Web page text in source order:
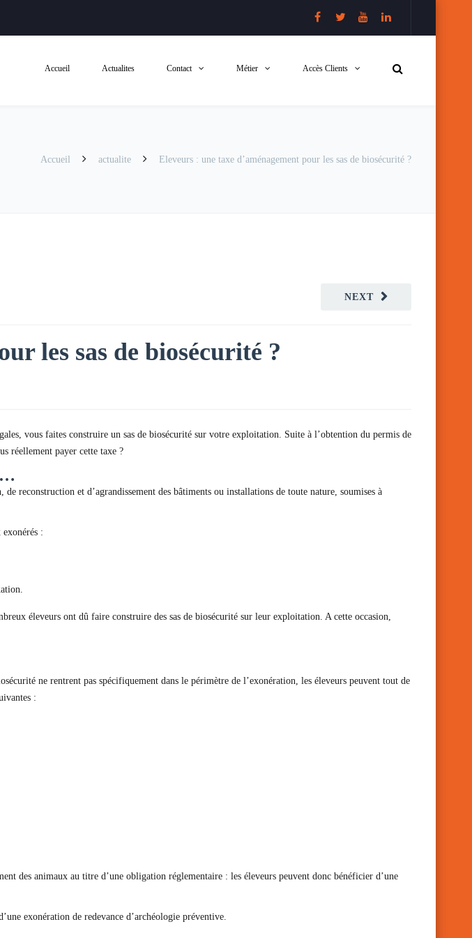
Accueil Actualites Contact Métier Accès Clients
Accueil actualite Eleveurs : une taxe d’aménagement pour les sas de biosécurité ?
NEXT
les sas de biosécurité ?
vous faites construire un sas de biosécurité sur votre exploitation. Suite à l’obtention du permis de
réellement payer cette taxe ?
reconstruction et d’agrandissement des bâtiments ou installations de toute nature, soumises à
:
éleveurs ont dû faire construire des sas de biosécurité sur leur exploitation. A cette occasion,
ne rentrent pas spécifiquement dans le périmètre de l’exonération, les éleveurs peuvent tout de
:
des animaux au titre d’une obligation réglementaire : les éleveurs peuvent donc bénéficier d’une
exonération de redevance d’archéologie préventive.